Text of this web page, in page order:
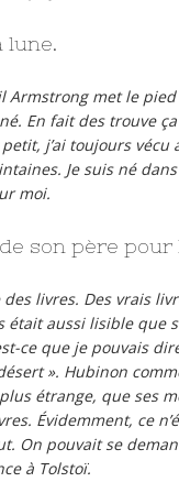
lune.
Armstrong met le
En fait des trouve
j’ai toujours vécu
Je suis né
moi.
son père pour
livres. Des vrais
était aussi lisible que
ce que je pouvais
». Hubinon
étrange, que ses
Évidemment, ce
On pouvait se
à Tolstoï.